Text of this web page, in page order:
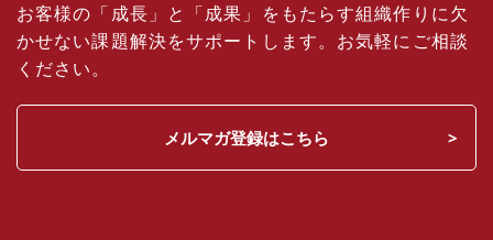
お客様の「成長」と「成果」をもたらす組織作りに欠
かせない課題解決をサポートします。お気軽にご相談
ください。
メルマガ登録はこちら